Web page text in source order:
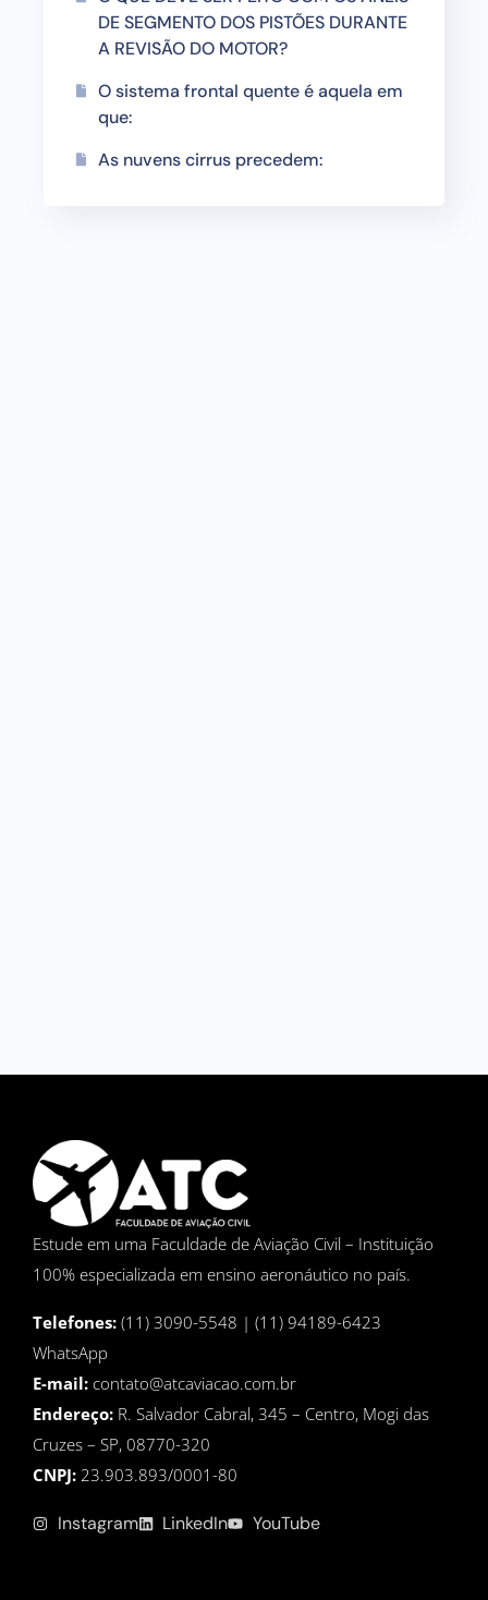
DE SEGMENTO DOS PISTÕES DURANTE
A REVISÃO DO MOTOR?
O sistema frontal quente é aquela em
que:
As nuvens cirrus precedem:
Estude em uma Faculdade de Aviação Civil – Instituição
100% especializada em ensino aeronáutico no país.
Telefones: (11) 3090-5548 | (11) 94189-6423
WhatsApp
E-mail: contato@atcaviacao.com.br
Endereço: R. Salvador Cabral, 345 – Centro, Mogi das
Cruzes – SP, 08770-320
CNPJ: 23.903.893/0001-80
Instagram LinkedIn YouTube